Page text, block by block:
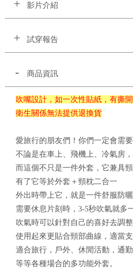
影片介紹
試穿報告
商品資訊
吹嘴設計，如一次性貼紙，有撕
衛生關係無法提供退換貨
愛旅行的朋友們！你們一定會需要
不論是在車上、飛機上、冷氣房
而這個不只是一件外套，它兼具
有了它等於外套＋頸枕二合一
外出時帶上它，就是一件舒服防
需要休息片刻時，3-5秒吹氣就多
吹氣時可以針對自己的喜好去調
使用起來更貼合頸部曲線，適當
適合旅行，戶外、休閒活動，通
等等各種場合的多功能外套。